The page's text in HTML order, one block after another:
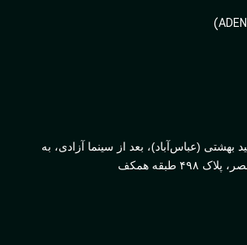
(عباس‌آباد)، بعد از سینما آزادی، به
همکف